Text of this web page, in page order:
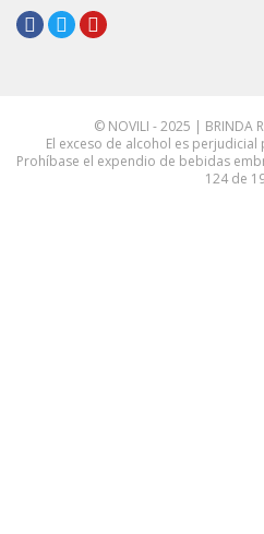
© NOVILI - 2025 | BRINDA
El exceso de alcohol es perjudicial
Prohíbase el expendio de bebidas
124 de